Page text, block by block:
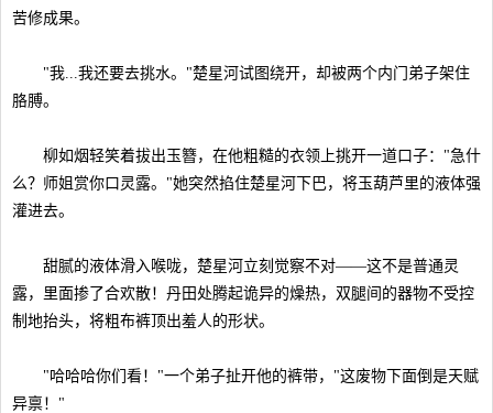
苦修成果。
"我...我还要去挑水。"楚星河试图绕开，却被两个内门弟子架住
胳膊。
柳如烟轻笑着拔出玉簪，在他粗糙的衣领上挑开一道口子："急什
么？师姐赏你口灵露。"她突然掐住楚星河下巴，将玉葫芦里的液体强
灌进去。
甜腻的液体滑入喉咙，楚星河立刻觉察不对——这不是普通灵
露，里面掺了合欢散！丹田处腾起诡异的燥热，双腿间的器物不受控
制地抬头，将粗布裤顶出羞人的形状。
"哈哈哈你们看！"一个弟子扯开他的裤带，"这废物下面倒是天赋
异禀！"